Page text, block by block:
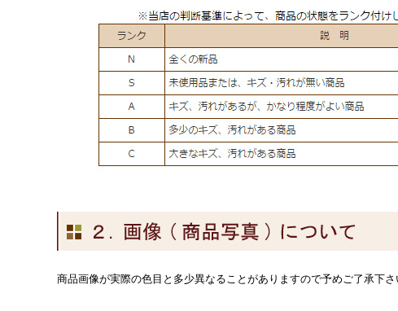
商品画像が実際の色目と多少異なることがありますので予めご了承下さ